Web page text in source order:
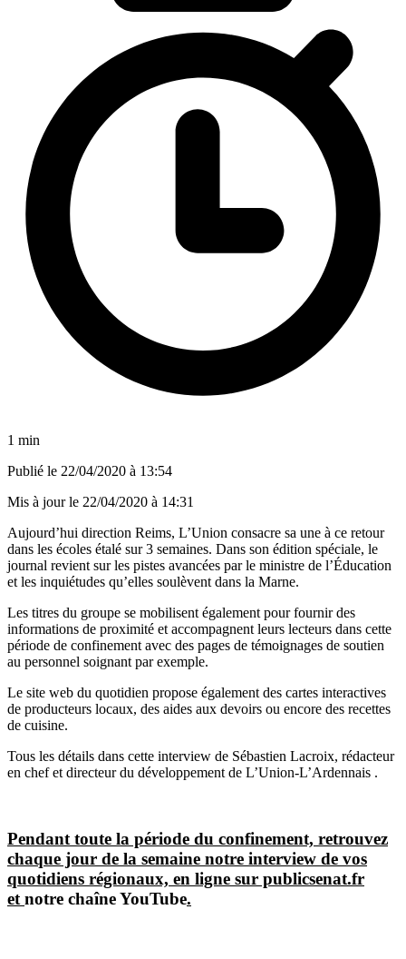
1 min
Publié le 22/04/2020 à 13:54
Mis à jour le 22/04/2020 à 14:31
Aujourd’hui direction Reims, L’Union consacre sa une à ce retour
dans les écoles étalé sur 3 semaines. Dans son édition spéciale, le
journal revient sur les pistes avancées par le ministre de l’Éducation
et les inquiétudes qu’elles soulèvent dans la Marne.
Les titres du groupe se mobilisent également pour fournir des
informations de proximité et accompagnent leurs lecteurs dans cette
période de confinement avec des pages de témoignages de soutien
au personnel soignant par exemple.
Le site web du quotidien propose également des cartes interactives
de producteurs locaux, des aides aux devoirs ou encore des recettes
de cuisine.
Tous les détails dans cette interview de Sébastien Lacroix, rédacteur
en chef et directeur du développement de L’Union-L’Ardennais .
Pendant toute la période du confinement, retrouvez
chaque jour de la semaine notre interview de vos
quotidiens régionaux, en ligne sur publicsenat.fr
et notre chaîne YouTube.